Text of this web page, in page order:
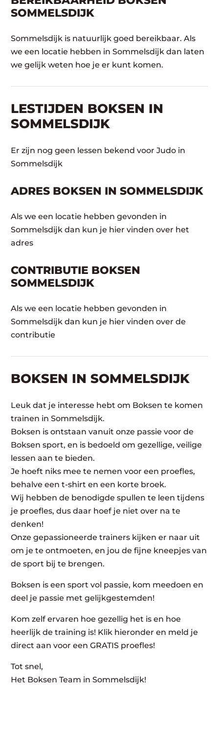
SOMMELSDIJK
Sommelsdijk is natuurlijk goed bereikbaar. Als
we een locatie hebben in Sommelsdijk dan laten
we gelijk weten hoe je er kunt komen.
LESTIJDEN BOKSEN IN
SOMMELSDIJK
Er zijn nog geen lessen bekend voor Judo in
Sommelsdijk
ADRES BOKSEN IN SOMMELSDIJK
Als we een locatie hebben gevonden in
Sommelsdijk dan kun je hier vinden over het
adres
CONTRIBUTIE BOKSEN
SOMMELSDIJK
Als we een locatie hebben gevonden in
Sommelsdijk dan kun je hier vinden over de
contributie
BOKSEN IN SOMMELSDIJK
Leuk dat je interesse hebt om Boksen te komen
trainen in Sommelsdijk.
Boksen is ontstaan vanuit onze passie voor de
Boksen sport, en is bedoeld om gezellige, veilige
lessen aan te bieden.
Je hoeft niks mee te nemen voor een proefles,
behalve een t-shirt en een korte broek.
Wij hebben de benodigde spullen te leen tijdens
je proefles, dus daar hoef je niet over na te
denken!
Onze gepassioneerde trainers kijken er naar uit
om je te ontmoeten, en jou de fijne kneepjes van
de sport bij te brengen.
Boksen is een sport vol passie, kom meedoen en
deel je passie met gelijkgestemden!
Kom zelf ervaren hoe gezellig het is en hoe
heerlijk de training is! Klik hieronder en meld je
direct aan voor een GRATIS proefles!
Tot snel,
Het Boksen Team in Sommelsdijk!